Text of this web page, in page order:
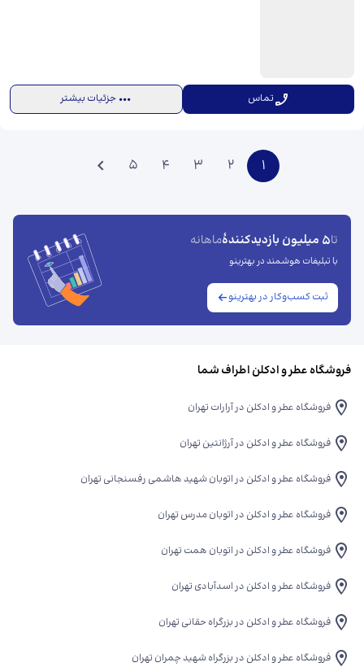
تماس جزئیات بیشتر
1
2
3
4
5
تا5 میلیون بازدیدکنندهٔ ماهانه
با تبلیغات هوشمند در بهترینو
ثبت کسب‌وکار در بهترینو
فروشگاه عطر و ادکلن اطراف شما
فروشگاه عطر و ادکلن در آرارات تهران
فروشگاه عطر و ادکلن در آرژانتین تهران
فروشگاه عطر و ادکلن در اتوبان شهید هاشمی رفسنجانی تهران
فروشگاه عطر و ادکلن در اتوبان مدرس تهران
فروشگاه عطر و ادکلن در اتوبان همت تهران
فروشگاه عطر و ادکلن در اسدآبادی تهران
فروشگاه عطر و ادکلن در بزرگراه حقانی تهران
فروشگاه عطر و ادکلن در بزرگراه شهید چمران تهران